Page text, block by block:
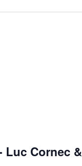
Luc Cornec &